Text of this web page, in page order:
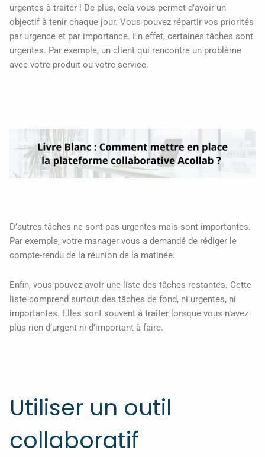
urgentes à traiter ! De plus, cela vous permet d’avoir un
objectif à tenir chaque jour. Vous pouvez répartir vos priorités
par urgence et par importance. En effet, certaines tâches sont
urgentes. Par exemple, un client qui rencontre un problème
avec votre produit ou votre service.
D’autres tâches ne sont pas urgentes mais sont importantes.
Par exemple, votre manager vous a demandé de rédiger le
compte-rendu de la réunion de la matinée.
Enfin, vous pouvez avoir une liste des tâches restantes. Cette
liste comprend surtout des tâches de fond, ni urgentes, ni
importantes. Elles sont souvent à traiter lorsque vous n’avez
plus rien d’urgent ni d’important à faire.
Utiliser un outil
collaboratif